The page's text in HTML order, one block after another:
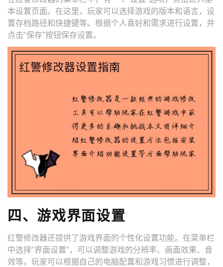
本设置页面。在这里，玩家可以选择游戏的版本和语言，设
置存档路径和快捷键等。根据个人喜好和需求进行设置，并
点击“保存”按钮保存设置。
四、游戏界面设置
红警修改器还提供了游戏界面的个性化设置功能。在菜单栏
中选择“界面设置”，可以调整游戏的分辨率、画面效果、音
效等。玩家可以根据自己的电脑配置和游戏习惯进行调整，